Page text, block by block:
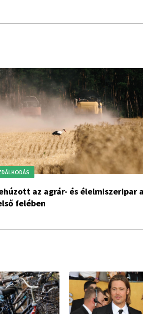
az agrár- és élelmiszeripar
felében